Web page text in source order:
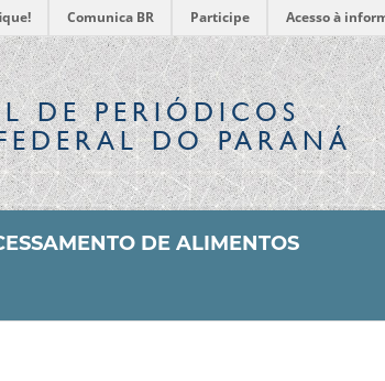
Comunica BR Participe Acesso à
DE PERIÓDICOS
DO PARANÁ
DE ALIMENTOS